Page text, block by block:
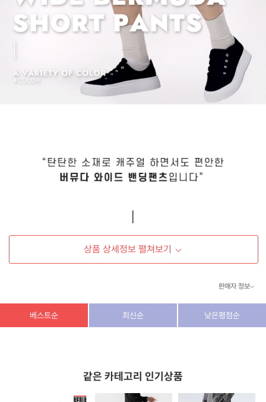
상품 상세정보 펼쳐보기
판매자 정보
상호/대표자 (주) 동이커머스
dongeecom@naver.com
베스트순 최신순 낮은평점순
같은 카테고리 인기상품